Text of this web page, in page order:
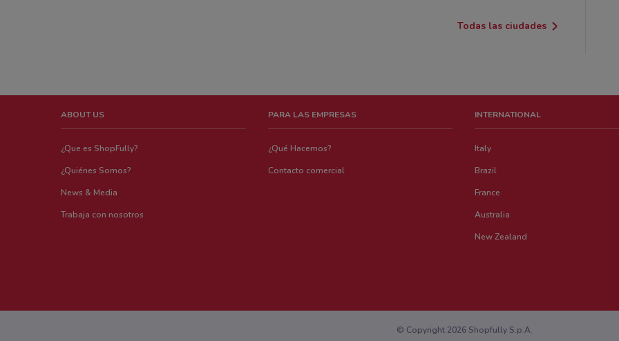
Todas las ciudades
ABOUT US
¿Que es ShopFully?
¿Quiénes Somos?
News & Media
Trabaja con nosotros
PARA LAS EMPRESAS
¿Qué Hacemos?
Contacto comercial
INTERNATIONAL
Italy
Brazil
France
Australia
New Zealand
© Copyright 2026 Shopfully S.p.A.